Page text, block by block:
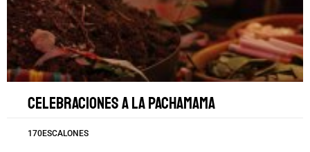
Celebraciones a la Pachamama
170ESCALONES